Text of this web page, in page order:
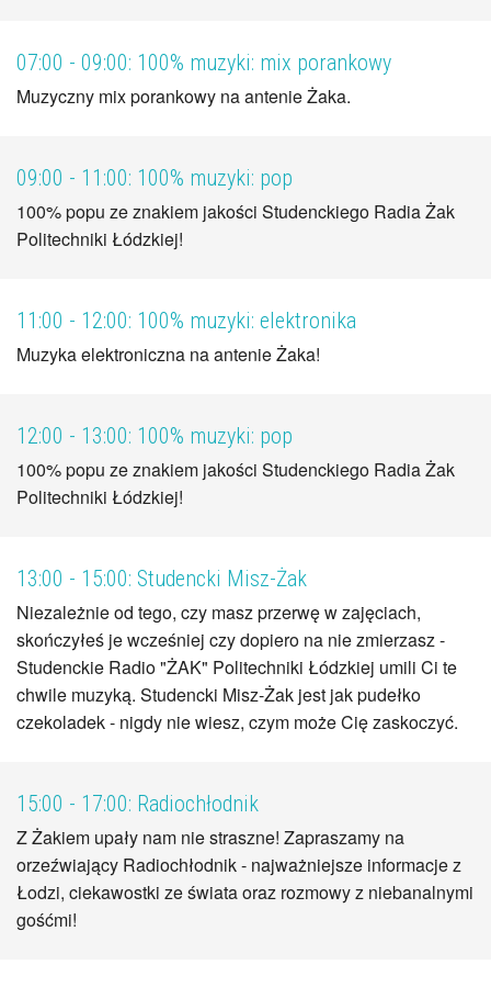
07:00 - 09:00: 100% muzyki: mix porankowy
Muzyczny mix porankowy na antenie Żaka.
09:00 - 11:00: 100% muzyki: pop
100% popu ze znakiem jakości Studenckiego Radia Żak
Politechniki Łódzkiej!
11:00 - 12:00: 100% muzyki: elektronika
Muzyka elektroniczna na antenie Żaka!
12:00 - 13:00: 100% muzyki: pop
100% popu ze znakiem jakości Studenckiego Radia Żak
Politechniki Łódzkiej!
13:00 - 15:00: Studencki Misz-Żak
Niezależnie od tego, czy masz przerwę w zajęciach,
skończyłeś je wcześniej czy dopiero na nie zmierzasz -
Studenckie Radio "ŻAK" Politechniki Łódzkiej umili Ci te
chwile muzyką. Studencki Misz-Żak jest jak pudełko
czekoladek - nigdy nie wiesz, czym może Cię zaskoczyć.
15:00 - 17:00: Radiochłodnik
Z Żakiem upały nam nie straszne! Zapraszamy na
orzeźwiający Radiochłodnik - najważniejsze informacje z
Łodzi, ciekawostki ze świata oraz rozmowy z niebanalnymi
gośćmi!